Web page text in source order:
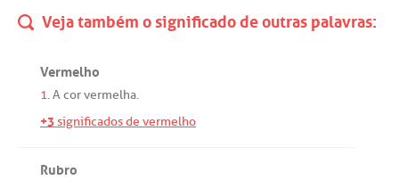
Veja também o significado de outras palavras:
Vermelho
1.Acorvermelha.
+3significados de vermelho
Rubro